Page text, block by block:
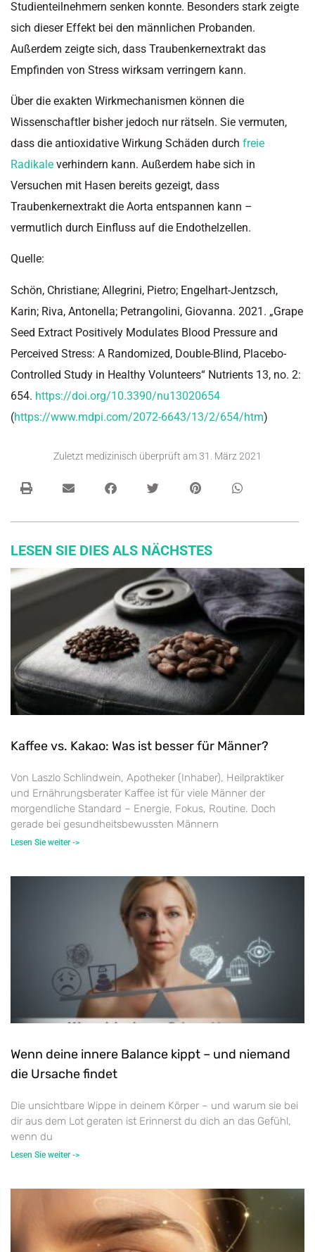
Studienteilnehmern senken konnte. Besonders stark zeigte
sich dieser Effekt bei den männlichen Probanden.
Außerdem zeigte sich, dass Traubenkernextrakt das
Empfinden von Stress wirksam verringern kann.
Über die exakten Wirkmechanismen können die
Wissenschaftler bisher jedoch nur rätseln. Sie vermuten,
dass die antioxidative Wirkung Schäden durch freie
Radikale verhindern kann. Außerdem habe sich in
Versuchen mit Hasen bereits gezeigt, dass
Traubenkernextrakt die Aorta entspannen kann –
vermutlich durch Einfluss auf die Endothelzellen.
Quelle:
Schön, Christiane; Allegrini, Pietro; Engelhart-Jentzsch,
Karin; Riva, Antonella; Petrangolini, Giovanna. 2021. „Grape
Seed Extract Positively Modulates Blood Pressure and
Perceived Stress: A Randomized, Double-Blind, Placebo-
Controlled Study in Healthy Volunteers“ Nutrients 13, no. 2:
654. https://doi.org/10.3390/nu13020654
(https://www.mdpi.com/2072-6643/13/2/654/htm)
Zuletzt medizinisch überprüft am31. März 2021
LESEN SIE DIES ALS NÄCHSTES
Kaffee vs. Kakao: Was ist besser für Männer?
Von Laszlo Schlindwein, Apotheker (Inhaber), Heilpraktiker
und Ernährungsberater Kaffee ist für viele Männer der
morgendliche Standard – Energie, Fokus, Routine. Doch
gerade bei gesundheitsbewussten Männern
Lesen Sie weiter ->
Wenn deine innere Balance kippt – und niemand
die Ursache findet
Die unsichtbare Wippe in deinem Körper – und warum sie bei
dir aus dem Lot geraten ist Erinnerst du dich an das Gefühl,
wenn du
Lesen Sie weiter ->